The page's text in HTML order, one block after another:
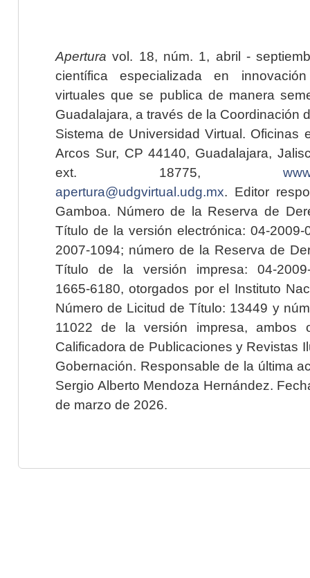
Apertura vol. 18, núm. 1, abril -
científica especializada en
virtuales que se publica de manera
Guadalajara, a través de la Coordinación
Sistema de Universidad Virtual. Oficinas
Arcos Sur, CP 44140, Guadalajara,
ext. 18775,
apertura@udgvirtual.udg.mx. Editor
Gamboa. Número de la Reserva de
Título de la versión electrónica: 04-2009-
2007-1094; número de la Reserva de
Título de la versión impresa: 04-2009-
1665-6180, otorgados por el Instituto
Número de Licitud de Título: 13449 y
11022 de la versión impresa, ambos
Calificadora de Publicaciones y Revistas
Gobernación. Responsable de la última
Sergio Alberto Mendoza Hernández.
de marzo de 2026.